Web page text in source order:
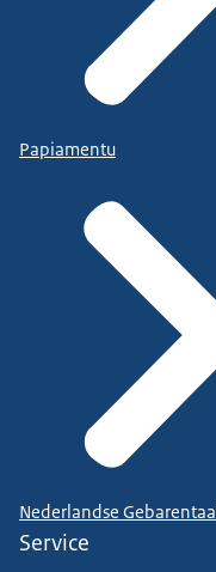
Papiamentu
Nederlandse
Service